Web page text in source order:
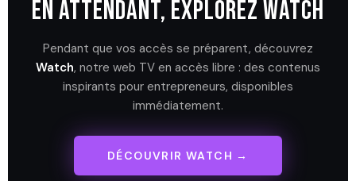
En attendant, explorez Watch
Pendant que vos accès se préparent, découvrez
Watch, notre web TV en accès libre : des contenus
inspirants pour entrepreneurs, disponibles
immédiatement.
DÉCOUVRIR WATCH →